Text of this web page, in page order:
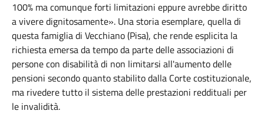
100% ma comunque forti limitazioni eppure avrebbe diritto
a vivere dignitosamente». Una storia esemplare, quella di
questa famiglia di Vecchiano (Pisa), che rende esplicita la
richiesta emersa da tempo da parte delle associazioni di
persone con disabilità di non limitarsi all'aumento delle
pensioni secondo quanto stabilito dalla Corte costituzionale,
ma rivedere tutto il sistema delle prestazioni reddituali per
le invalidità.